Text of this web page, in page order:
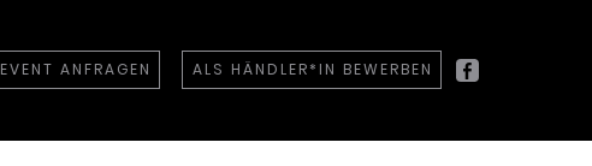
EVENT ANFRAGEN ALS HÄNDLER*IN BEWERBEN